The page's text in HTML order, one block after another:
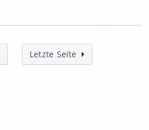
Letzte Seite